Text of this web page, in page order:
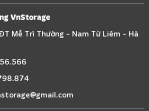
VnStorage
Mễ Trì Thường - Nam Từ Liêm - Hà